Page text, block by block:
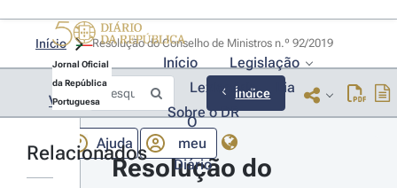
Jornal Oficial
da República
Portuguesa
Início
Legislação
Lexionário
Lia
Sobre o DR
Ajuda
O
meu
Diário
Início
Voltar Índice
Relacionados
Resolução do